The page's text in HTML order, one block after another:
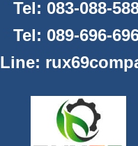
Tel: 083-088-
Tel: 089-696-
Line: